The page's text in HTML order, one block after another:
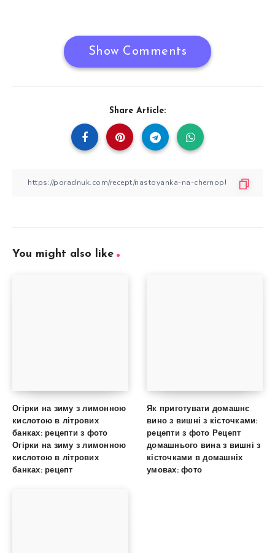
Show Comments
Share Article:
You might also like
Огірки на зиму з лимонною
кислотою в літрових
банках: рецепти з фото
Огірки на зиму з лимонною
кислотою в літрових
банках: рецепт
Як приготувати домашнє
вино з вишні з кісточками:
рецепти з фото Рецепт
домашнього вина з вишні з
кісточками в домашніх
умовах: фото